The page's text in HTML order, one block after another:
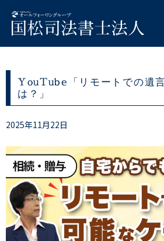
YouTube「リモートでの遺
は？」
2025年11月22日